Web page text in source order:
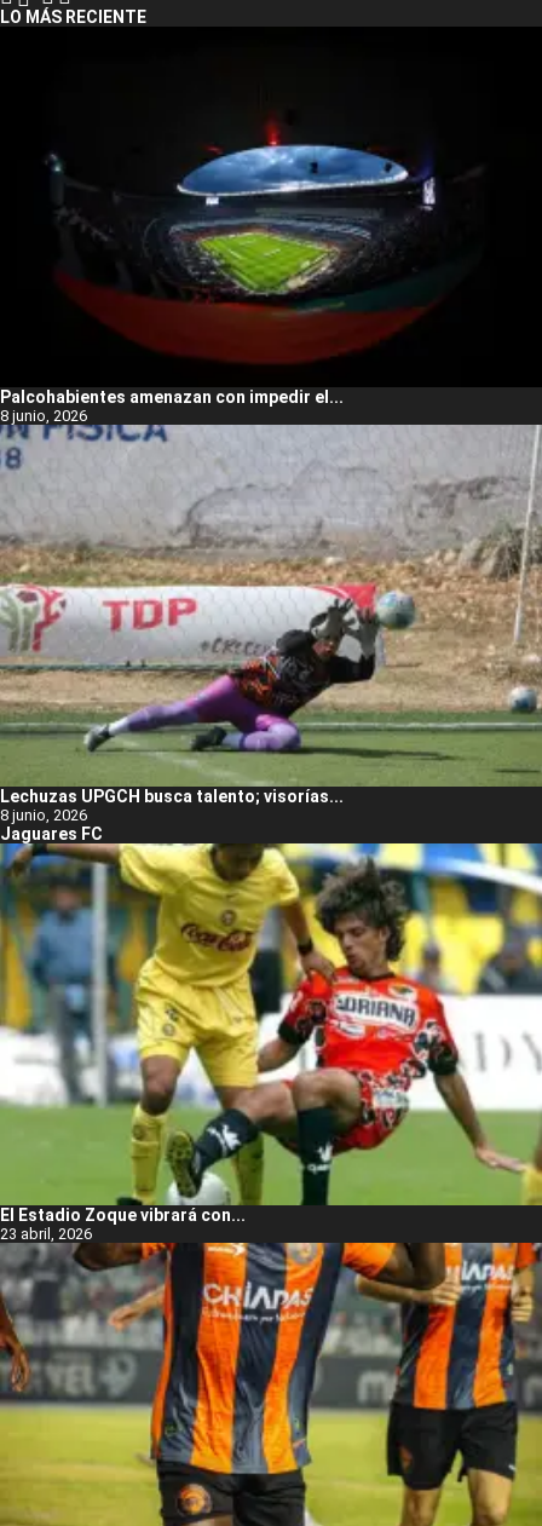
LO MÁS RECIENTE
Palcohabientes amenazan con impedir el...
8 junio, 2026
Lechuzas UPGCH busca talento; visorías...
8 junio, 2026
Jaguares FC
El Estadio Zoque vibrará con...
23 abril, 2026